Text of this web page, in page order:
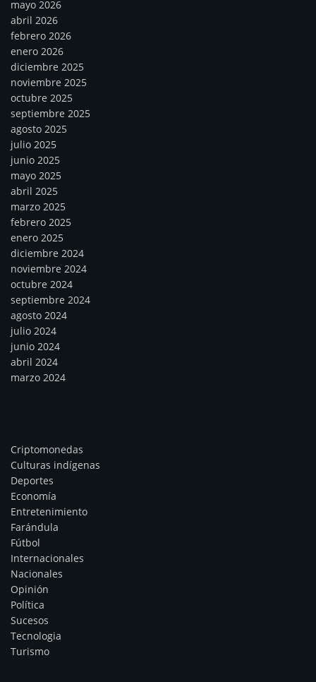
mayo 2026
abril 2026
febrero 2026
enero 2026
diciembre 2025
noviembre 2025
octubre 2025
septiembre 2025
agosto 2025
julio 2025
junio 2025
mayo 2025
abril 2025
marzo 2025
febrero 2025
enero 2025
diciembre 2024
noviembre 2024
octubre 2024
septiembre 2024
agosto 2024
julio 2024
junio 2024
abril 2024
marzo 2024
Criptomonedas
Culturas indígenas
Deportes
Economía
Entretenimiento
Farándula
Fútbol
Internacionales
Nacionales
Opinión
Política
Sucesos
Tecnologia
Turismo